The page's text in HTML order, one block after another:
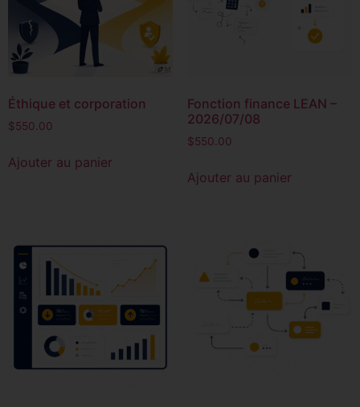
Éthique et corporation
$550.00
Ajouter au panier
Fonction finance LEAN –
2026/07/08
$550.00
Ajouter au panier